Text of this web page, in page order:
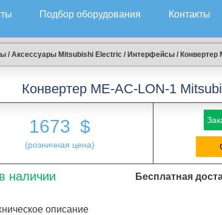
Подбор оборудования Контакты
/ Аксессуары Mitsubishi Electric / Интерфейсы /
Конвертер ME-AC-LON-1
1673 $
(розничная цена)
наличии Бесплатная
описание